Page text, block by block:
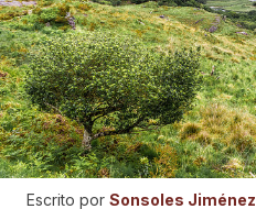
Escrito por Sonsoles Jiménez